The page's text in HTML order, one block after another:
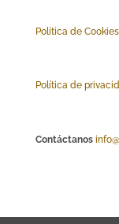
Política de Cookies
Política de
Contáctanos